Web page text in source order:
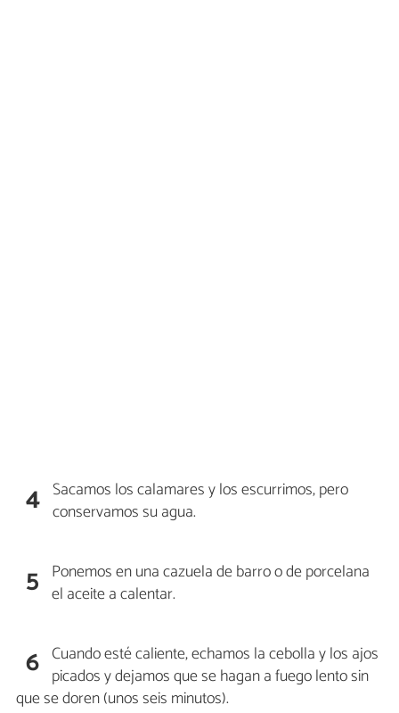
4 Sacamos los calamares y los escurrimos, pero
conservamos su agua.
5 Ponemos en una cazuela de barro o de porcelana
el aceite a calentar.
6 Cuando esté caliente, echamos la cebolla y los ajos
picados y dejamos que se hagan a fuego lento sin
que se doren (unos seis minutos).